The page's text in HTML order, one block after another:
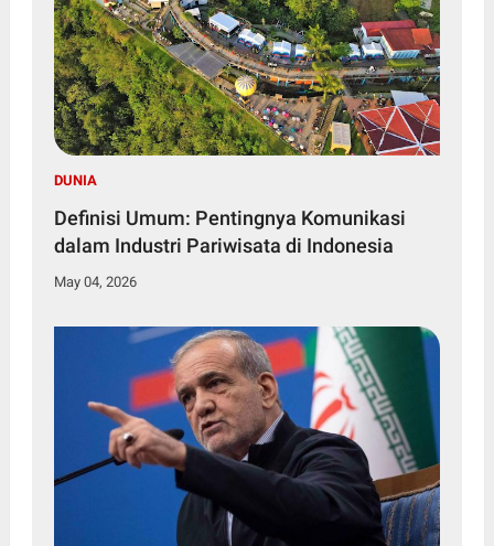
DUNIA
Definisi Umum: Pentingnya Komunikasi
dalam Industri Pariwisata di Indonesia
May 04, 2026